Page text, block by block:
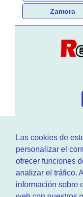
Las cookies de
personalizar el
ofrecer funciones
analizar el tráfico.
información sobre
Zamora
En
larenovación
actualidad
Ademas tenemos